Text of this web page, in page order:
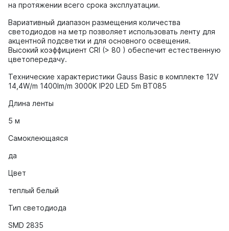
на протяжении всего срока эксплуатации.
Вариативный диапазон размещения количества
светодиодов на метр позволяет использовать ленту для
акцентной подсветки и для основного освещения.
Высокий коэффициент CRI (> 80 ) обеспечит естественную
цветопередачу.
Технические характеристики Gauss Basic в комплекте 12V
14,4W/m 1400lm/m 3000K IP20 LED 5m BT085
Длина ленты
5 м
Самоклеющаяся
да
Цвет
теплый белый
Тип светодиода
SMD 2835